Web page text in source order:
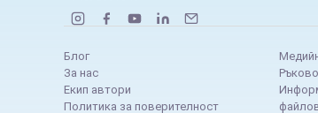
Блог
За нас
Екип автори
Политика за поверителност